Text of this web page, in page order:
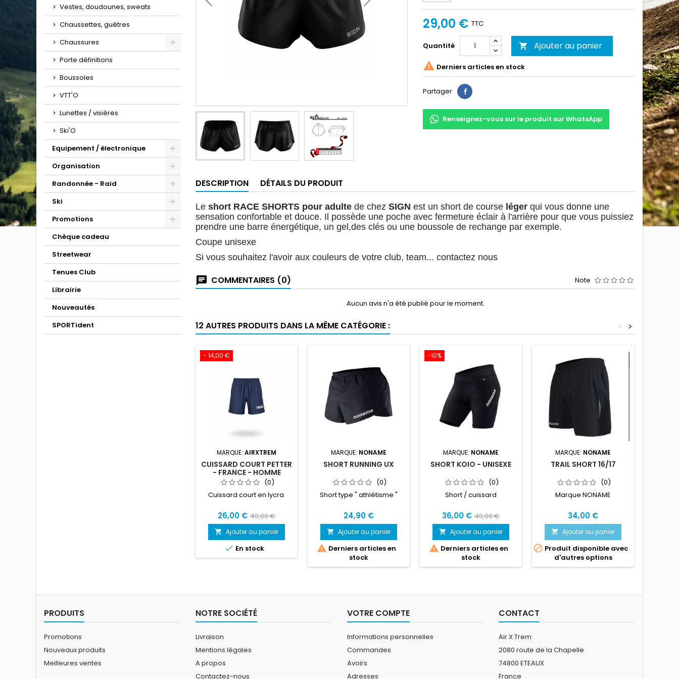
Vestes, doudounes, sweats
Chaussettes, guêtres
Chaussures
Porte définitions
Boussoles
VTT'O
Lunettes / visières
Ski'O
Equipement / électronique
Organisation
Randonnée - Raid
Ski
Promotions
Chèque cadeau
Streetwear
Tenues Club
Librairie
Nouveautés
SPORTident
29,00 € TTC
Quantité  Ajouter au panier
 Derniers articles en stock
Partager Partager
Renseignez-vous sur le produit sur WhatsApp
DESCRIPTION DÉTAILS DU PRODUIT
Le short RACE SHORTS pour adulte de chez SIGN est un short de course léger qui vous donne une
sensation confortable et douce. Il possède une poche avec fermeture éclair à l'arrière pour que vous puissiez
prendre une barre énergétique, un gel,des clés ou une boussole de rechange par exemple.
Coupe unisexe
Si vous souhaitez l'avoir aux couleurs de votre club, team... contactez nous
COMMENTAIRES (0) Note
Aucun avis n'a été publié pour le moment.
12 AUTRES PRODUITS DANS LA MÊME CATÉGORIE : >
<
- 14,00 €
MARQUE: AIRXTREM
CUISSARD COURT PETTER
- FRANCE - HOMME
(0)
Cuissard court en lycra
26,00 € 40,00 €
 Ajouter au panier
 En stock
MARQUE: NONAME
SHORT RUNNING UX
(0)
Short type " athlétisme "
24,90 €
 Ajouter au panier
 Derniers articles en
stock
-10%
MARQUE: NONAME
SHORT KOIO - UNISEXE
(0)
Short / cuissard
36,00 € 40,00 €
 Ajouter au panier
 Derniers articles en
stock
MARQUE: NONAME
TRAIL SHORT 16/17
(0)
Marque NONAME
34,00 €
 Ajouter au panier
 Produit disponible avec
d'autres options
PRODUITS
Promotions
Nouveaux produits
Meilleures ventes
NOTRE SOCIÉTÉ
Livraison
Mentions légales
A propos
Contactez-nous
VOTRE COMPTE
Informations personnelles
Commandes
Avoirs
Adresses
CONTACT
Air X Trem
2080 route de la Chapelle
74800 ETEAUX
France